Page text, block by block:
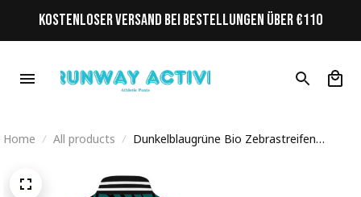
KOSTENLOSER VERSAND BEI BESTELLUNGEN ÜBER €110
Home All products
Dunkelblaugrüne Bio Zebrastreifen
Varsity College Jacke